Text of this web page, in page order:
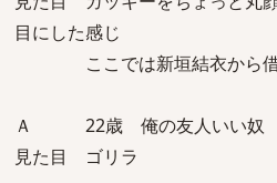
目にした感じ
ここでは新垣結衣から借り
Ａ 22歳 俺の友人いい奴
見た目 ゴリラ